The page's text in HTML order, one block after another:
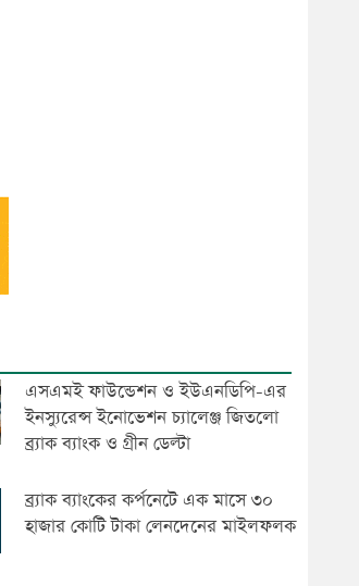
এসএমই ফাউন্ডেশন ও ইউএনডিপি-এর
ইনস্যুরেন্স ইনোভেশন চ্যালেঞ্জ জিতলো
ব্র্যাক ব্যাংক ও গ্রীন ডেল্টা
ব্র্যাক ব্যাংকের কর্পনেটে এক মাসে ৩০
হাজার কোটি টাকা লেনদেনের মাইলফলক